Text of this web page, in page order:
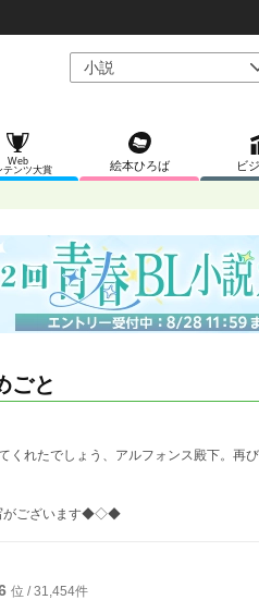
Web
テンツ大賞
絵本ひろば ビ
ごと
くれたでしょう、アルフォンス殿下。再
がございます◆◇◆
位 / 31,454件